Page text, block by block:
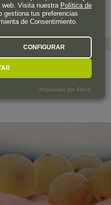
web. Visita nuestra Política de
gestiona tus preferencias
de Consentimiento.
CONFIGURAR
¡Impulsado por Klaro!